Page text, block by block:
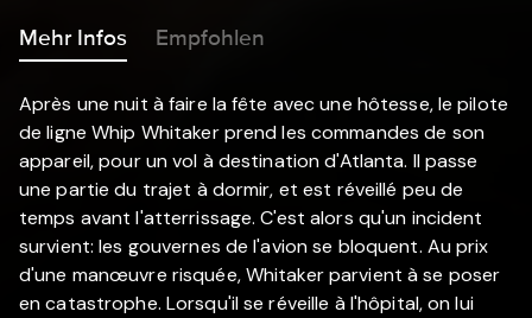
Mehr Infos Empfohlen
Après une nuit à faire la fête avec une hôtesse, le pilote
de ligne Whip Whitaker prend les commandes de son
appareil, pour un vol à destination d'Atlanta. Il passe
une partie du trajet à dormir, et est réveillé peu de
temps avant l'atterrissage. C'est alors qu'un incident
survient: les gouvernes de l'avion se bloquent. Au prix
d'une manœuvre risquée, Whitaker parvient à se poser
en catastrophe. Lorsqu'il se réveille à l'hôpital, on lui